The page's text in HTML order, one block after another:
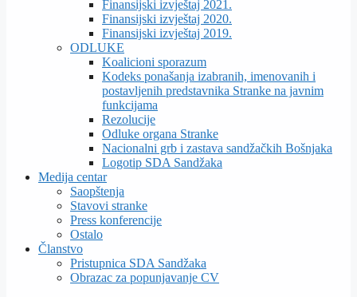
Finansijski izvještaj 2021.
Finansijski izvještaj 2020.
Finansijski izvještaj 2019.
ODLUKE
Koalicioni sporazum
Kodeks ponašanja izabranih, imenovanih i
postavljenih predstavnika Stranke na javnim
funkcijama
Rezolucije
Odluke organa Stranke
Nacionalni grb i zastava sandžačkih Bošnjaka
Logotip SDA Sandžaka
Medija centar
Saopštenja
Stavovi stranke
Press konferencije
Ostalo
Članstvo
Pristupnica SDA Sandžaka
Obrazac za popunjavanje CV